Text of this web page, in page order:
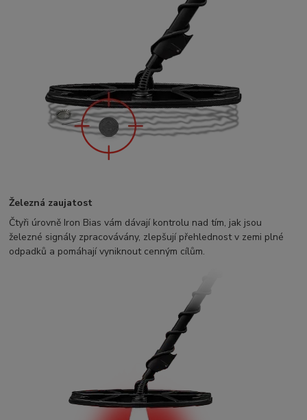
Železná zaujatost
Čtyři úrovně Iron Bias vám dávají kontrolu nad tím, jak jsou
železné signály zpracovávány, zlepšují přehlednost v zemi plné
odpadků a pomáhají vyniknout cenným cílům.